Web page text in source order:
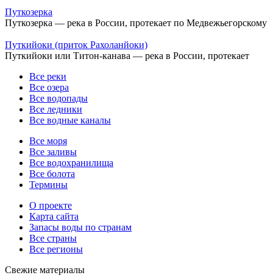
Путкозерка
Путкозерка — река в России, протекает по Медвежьегорскому
Путкийоки (приток Рахоланйоки)
Путкийоки или Титон-канава — река в России, протекает
Все реки
Все озера
Все водопады
Все ледники
Все водные каналы
Все моря
Все заливы
Все водохранилища
Все болота
Термины
О проекте
Карта сайта
Запасы воды по странам
Все страны
Все регионы
Свежие материалы